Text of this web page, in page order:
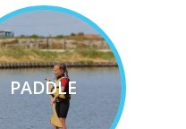
PADDLE